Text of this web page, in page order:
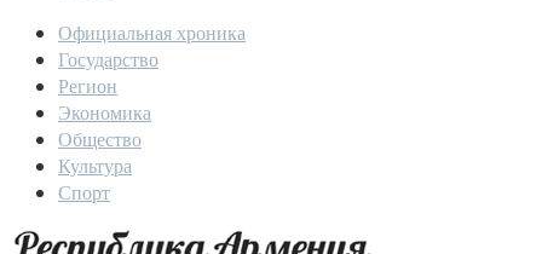
Официальная хроника
Государство
Регион
Экономика
Общество
Культура
Спорт